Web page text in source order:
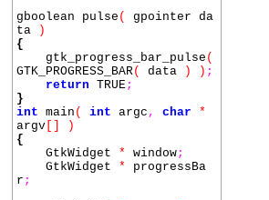
gboolean pulse (
gpointer da
ta
)
{
gtk_progress_bar_pulse (
GTK_PROGRESS_BAR( data ) ) ;
return TRUE;
}
int main ( int argc , char
*
argv
)
{
GtkWidget * window;
GtkWidget *
progressBa
r ;